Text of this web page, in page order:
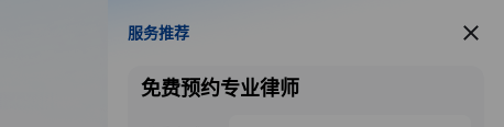
服务推荐
服务推荐
免费预约专业律师